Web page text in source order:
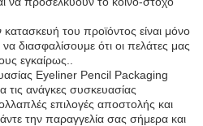
του προϊόντος είναι μόνο
διασφαλίσουμε ότι οι πελάτες μας
εγκαίρως..
Eyeliner Pencil Packaging
τις ανάγκες συσκευασίας
επιλογές αποστολής και
την παραγγελία σας σήμερα και